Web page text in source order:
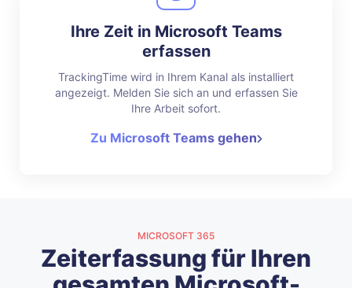
Ihre Zeit in Microsoft Teams
erfassen
TrackingTime wird in Ihrem Kanal als installiert
angezeigt. Melden Sie sich an und erfassen Sie
Ihre Arbeit sofort.
Zu Microsoft Teams gehen
MICROSOFT 365
Zeiterfassung für Ihren